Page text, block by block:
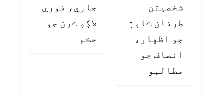
شخصيتن
طرفان ڪاوڙ
جو اظهار،
انصاف جو
مطالبو
جاري، فوري
لاڳو ڪرڻ جو
حڪم